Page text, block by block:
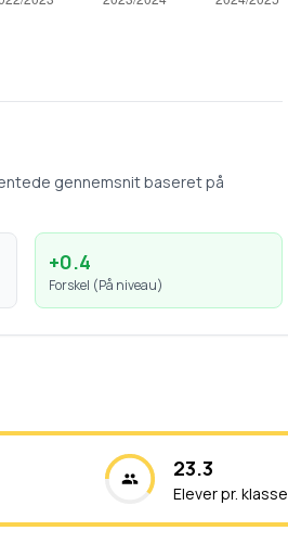
gennemsnit baseret på
+0.4
Forskel (På niveau)
23.3
Elever pr. klasse